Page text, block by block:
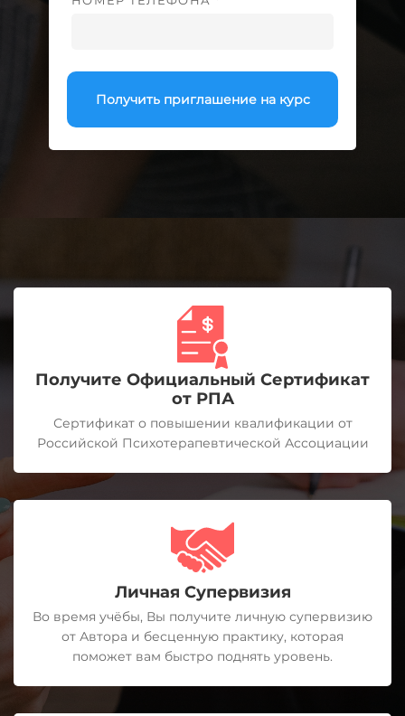
Получить приглашение на курс
Получите Официальный Сертификат
от РПА
Сертификат о повышении квалификации от
Российской Психотерапевтической Ассоциации
Личная Супервизия
Во время учёбы, Вы получите личную супервизию
от Автора и бесценную практику, которая
поможет вам быстро поднять уровень.